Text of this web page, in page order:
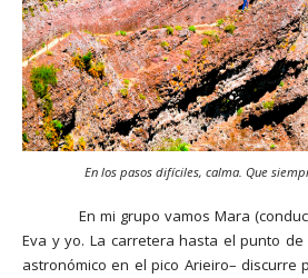
En los pasos difíciles, calma. Que
En mi grupo vamos Mara
Eva y yo. La carretera hasta el punto
astronómico en el pico Arieiro– discurre